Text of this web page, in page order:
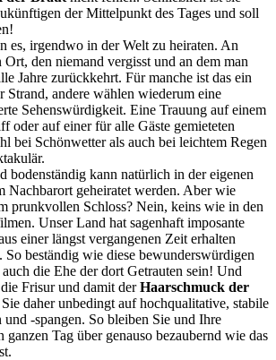
der Mittelpunkt des Tages und soll
es, irgendwo in der Welt zu heiraten. An
Ort, den niemand vergisst und an dem man
Jahre zurückkehrt. Für manche ist das ein
Strand, andere wählen wiederum eine
Sehenswürdigkeit. Eine Trauung auf einem
oder auf einer für alle Gäste gemieteten
bei Schönwetter als auch bei leichtem Regen
bodenständig kann natürlich in der eigenen
Nachbarort geheiratet werden. Aber wie
prunkvollen Schloss? Nein, keins wie in den
Unser Land hat sagenhaft imposante
einer längst vergangenen Zeit erhalten
So beständig wie diese bewunderswürdigen
die Ehe der dort Getrauten sein! Und
Frisur und damit derHaarschmuck der
Sie daher unbedingt auf hochqualitative, stabile
und -spangen. So bleiben Sie und Ihre
ganzen Tag über genauso bezaubernd wie das